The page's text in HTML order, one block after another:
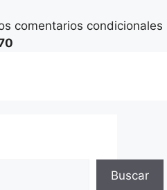
comentarios condicionales
Buscar